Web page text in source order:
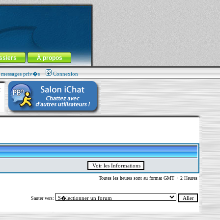
À propos
priv�s Connexion
Toutes les heures sont au format GMT + 2 Heures
Sauter vers: